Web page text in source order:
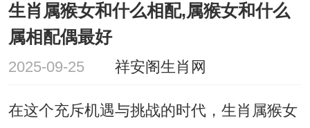
生肖属猴女和什么相配,属猴女和什么
属相配偶最好
2025-09-25 祥安阁生肖网
在这个充斥机遇与挑战的时代，生肖属猴女